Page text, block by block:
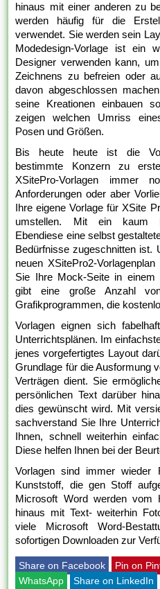
hinaus mit einer anderen zu
werden häufig für die
verwendet. Sie werden sein
Modedesign-Vorlage ist ein
Designer verwenden kann,
Zeichnens zu befreien oder
davon abgeschlossen
seine Kreationen einbauen
zeigen welchen Umriss
Posen und Größen.
Bis heute heute ist die
bestimmte Konzern zu
XSitePro-Vorlagen immer
Anforderungen oder aber
Ihre eigene Vorlage für XSite
umstellen. Mit ein kaum
Ebendiese eine selbst
Bedürfnisse zugeschnitten ist.
neuen XSitePro2-
Sie Ihre Mock-Seite in einem
gibt eine große Anzahl
Grafikprogrammen, die
Vorlagen eignen sich
Unterrichtsplänen. Im
jenes vorgefertigtes Layout
Grundlage für die Ausformung
Verträgen dient. Sie
persönlichen Text darüber
dies gewünscht wird. Mit
sachverstand Sie Ihre
Ihnen, schnell weiterhin
Diese helfen Ihnen bei der
Vorlagen sind immer wieder
Kunststoff, die gen Stoff
Microsoft Word werden vom
hinaus mit Text- weiterhin
viele Microsoft Word-
sofortigen Downloaden zur
Share on Facebook Pin on
WhatsApp
Share on LinkedIn